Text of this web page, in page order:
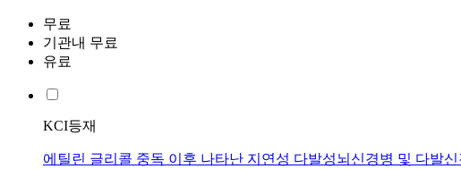
무료
기관내 무료
유료
KCI등재
에틸린 글리콜 중독 이후 나타난 지연성 다발성뇌신경병 및 다발